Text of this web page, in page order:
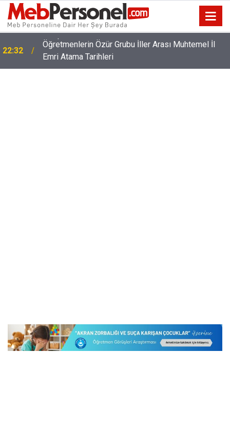
22:32
Öğretmenlerin Özür Grubu İller Arası Muhtemel İl
Emri Atama Tarihleri